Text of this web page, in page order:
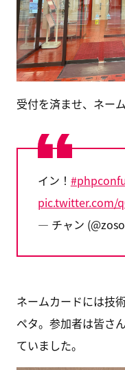
受付を済ませ、ネー
イン！
pic.twitter.com/
— チャン
ネームカードには技
ペタ。参加者は皆さ
ていました。